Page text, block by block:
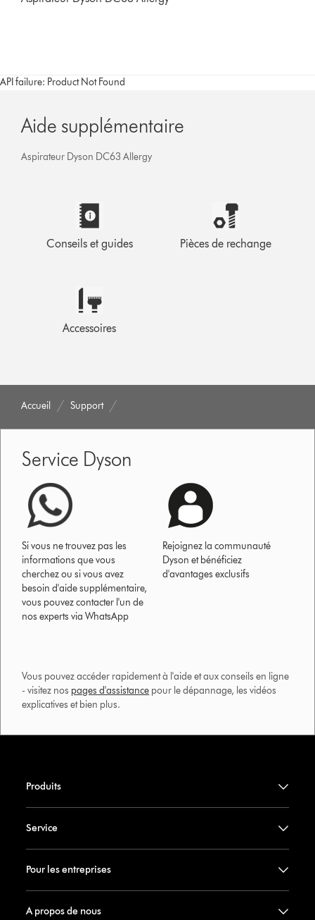
API failure: Product Not Found
Aide supplémentaire
Aspirateur Dyson DC63 Allergy
Conseils et guides Pièces de rechange
Accessoires
Accueil Support
Service Dyson
Si vous ne trouvez pas les
informations que vous
cherchez ou si vous avez
besoin d'aide supplémentaire,
vous pouvez contacter l'un de
nos experts via WhatsApp
Rejoignez la communauté
Dyson et bénéficiez
d'avantages exclusifs
Vous pouvez accéder rapidement à l'aide et aux conseils en ligne
- visitez nos pages d'assistance pour le dépannage, les vidéos
explicatives et bien plus.​
Produits
Service
Pour les entreprises
A propos de nous